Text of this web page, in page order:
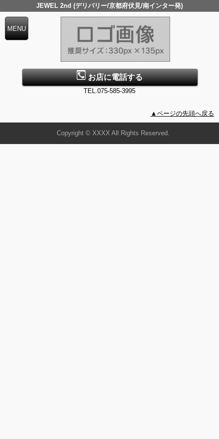
JEWEL 2nd (デリバリー/京都府伏見/南インター発)
お店に電話する
TEL.075-585-3995
▲ページの先頭へ戻る
Copyright © XXXX All Rights Reserved.